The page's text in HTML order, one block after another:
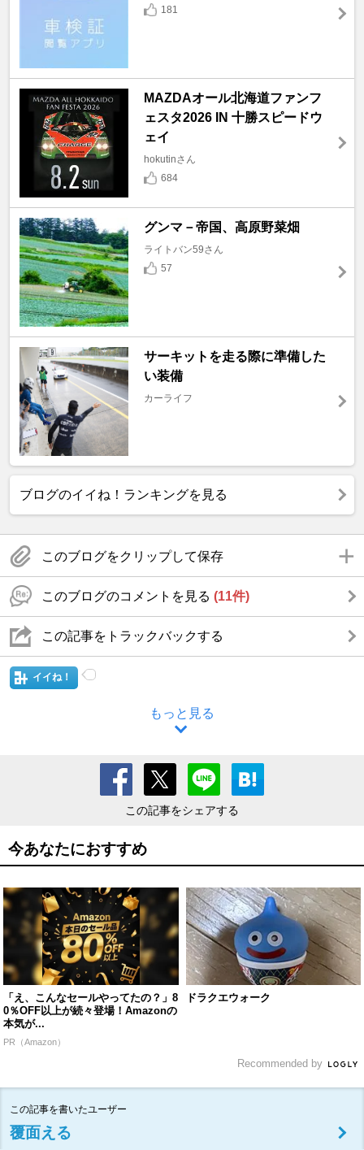
181
MAZDAオール北海道ファンフ
ェスタ2026 IN 十勝スピードウ
ェイ
hokutinさん
684
グンマ－帝国、高原野菜畑
ライトバン59さん
57
サーキットを走る際に準備した
い装備
カーライフ
ブログのイイね！ランキングを見る
このブログをクリップして保存
このブログのコメントを見る (11件)
この記事をトラックバックする
イイね！
もっと見る
この記事をシェアする
今あなたにおすすめ
「え、こんなセールやってたの？」8
0％OFF以上が続々登場！Amazonの
本気が...
PR（Amazon）
ドラクエウォーク
Recommended by
この記事を書いたユーザー
覆面える